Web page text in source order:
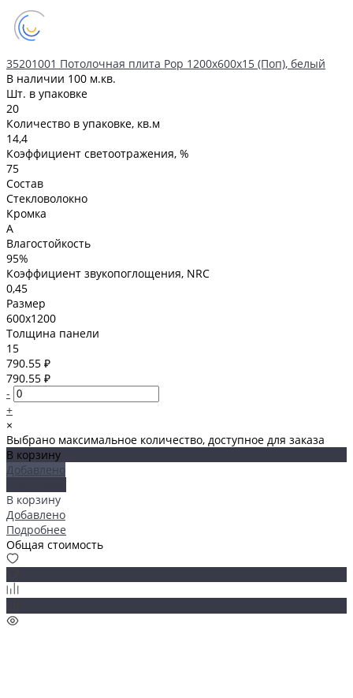
35201001 Потолочная плита Pop 1200х600х15 (Поп), белый
В наличии 100 м.кв.
Шт. в упаковке
20
Количество в упаковке, кв.м
14,4
Коэффициент светоотражения, %
75
Состав
Стекловолокно
Кромка
A
Влагостойкость
95%
Коэффициент звукопоглощения, NRC
0,45
Размер
600x1200
Толщина панели
15
790.55 ₽
790.55 ₽
-
+
×
Выбрано максимальное количество, доступное для заказа
В корзину
Добавлено
В корзину
Добавлено
Подробнее
Общая стоимость